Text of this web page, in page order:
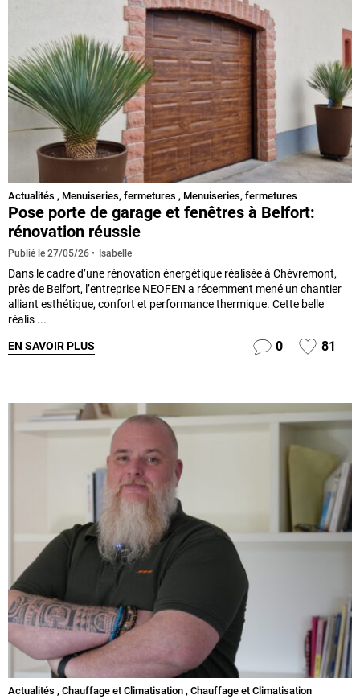
Actualités , Menuiseries, fermetures , Menuiseries, fermetures
Pose porte de garage et fenêtres à Belfort:
rénovation réussie
Publié le 27/05/26 Isabelle
Dans le cadre d’une rénovation énergétique réalisée à Chèvremont,
près de Belfort, l’entreprise NEOFEN a récemment mené un chantier
alliant esthétique, confort et performance thermique. Cette belle
réalis ...
EN SAVOIR PLUS 0 81
Actualités , Chauffage et Climatisation , Chauffage et Climatisation